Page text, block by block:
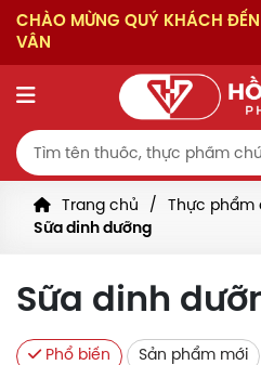
CHÀO MỪNG QUÝ KHÁCH
VÂN
Trang chủ
Thực
Sữa dinh dưỡng
Sữa dinh
Phổ biến Sản phẩm mới